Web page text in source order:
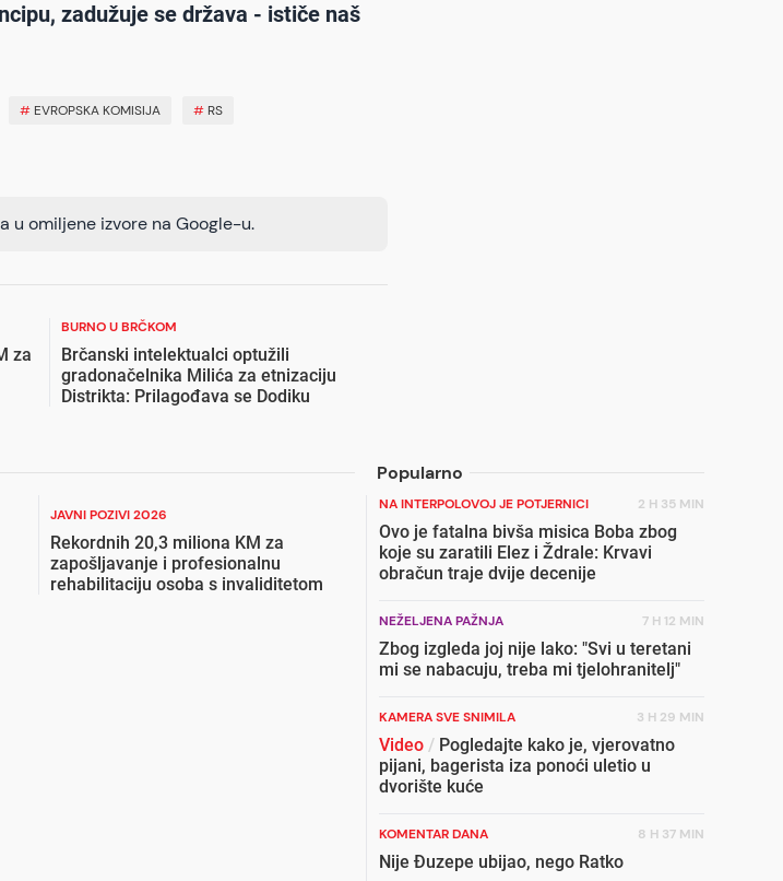
zadužuje se država - ističe naš
# EVROPSKA KOMISIJA # RS
u omiljene izvore na Google-u.
za
BURNO U BRČKOM
Brčanski intelektualci optužili
gradonačelnika Milića za etnizaciju
Distrikta: Prilagođava se Dodiku
Popularno
JAVNI POZIVI 2026
Rekordnih 20,3 miliona KM za
zapošljavanje i profesionalnu
rehabilitaciju osoba s invaliditetom
NA INTERPOLOVOJ JE POTJERNICI 2 H 35 MIN
Ovo je fatalna bivša misica Boba zbog
koje su zaratili Elez i Ždrale: Krvavi
obračun traje dvije decenije
NEŽELJENA PAŽNJA 7 H 12 MIN
Zbog izgleda joj nije lako: "Svi u teretani
mi se nabacuju, treba mi tjelohranitelj"
KAMERA SVE SNIMILA 3 H 29 MIN
Video / Pogledajte kako je, vjerovatno
pijani, bagerista iza ponoći uletio u
dvorište kuće
KOMENTAR DANA 8 H 37 MIN
Nije Đuzepe ubijao, nego Ratko